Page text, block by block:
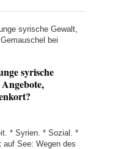
syrische
* Syrien. * Sozial. *
See: Wegen des